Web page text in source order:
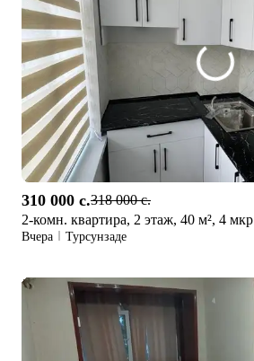
310 000 c.318 000 c.
2-комн. квартира, 2 этаж, 40 м², 4 мкр
Вчера Турсунзаде